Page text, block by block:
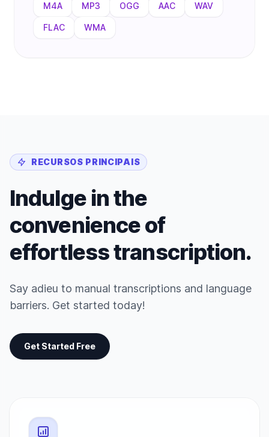
M4A MP3 OGG AAC WAV
FLAC WMA
RECURSOS PRINCIPAIS
Indulge in the
convenience of
effortless transcription.
Say adieu to manual transcriptions and language
barriers. Get started today!
Get Started Free